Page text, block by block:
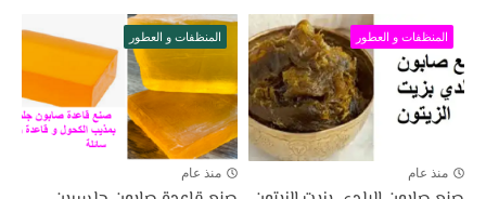
المنظفات و العطور
منذ عام
المنظفات و العطور
منذ عام